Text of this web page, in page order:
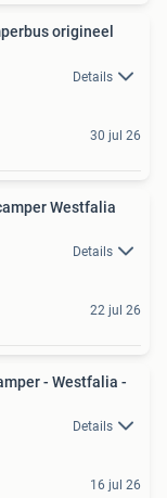
origineel
Details
30 jul 26
Westfalia
Details
22 jul 26
- Westfalia -
Details
16 jul 26